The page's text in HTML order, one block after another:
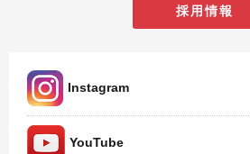
採用情報
Instagram
YouTube